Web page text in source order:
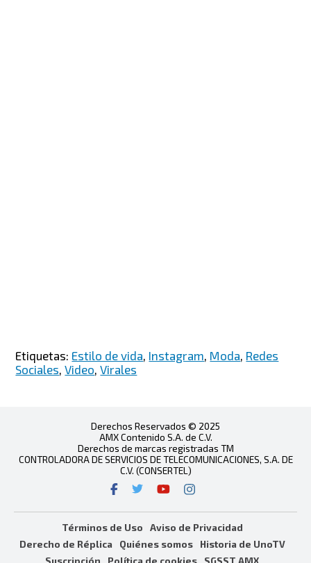
Etiquetas: Estilo de vida Instagram Moda Redes
Sociales ,Video ,Virales
Derechos Reservados © 2025
AMX Contenido S.A. de C.V.
Derechos de marcas registradas TM
CONTROLADORA DE SERVICIOS DE TELECOMUNICACIONES, S.A. DE
C.V. (CONSERTEL)
Términos de Uso
Aviso de Privacidad
Derecho de Réplica
Quiénes somos
Historia de UnoTV
Suscripción
Política de cookies SGSST AMX